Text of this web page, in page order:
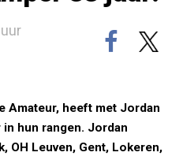
Amateur, heeft met Jordan
hun rangen. Jordan
OH Leuven, Gent, Lokeren,